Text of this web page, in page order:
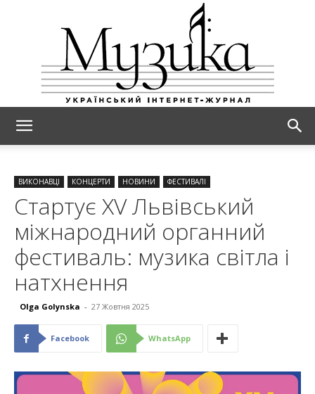
ВИКОНАВЦІ КОНЦЕРТИ НОВИНИ ФЕСТИВАЛІ
Стартує XV Львівський
міжнародний органний
фестиваль: музика світла і
натхнення
Olga Golynska - 27 Жовтня 2025
Facebook WhatsApp